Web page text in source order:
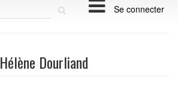
Se connecter
Hélène Dourliand